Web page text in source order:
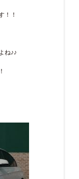
！！
ね♪♪